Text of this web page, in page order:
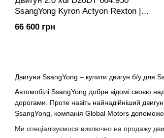
Двигуни SsangYong – купити двигун б/у для
Автомобілі SsangYong добре відомі своєю
дорогами. Проте навіть найнадійніший
SsangYong, компанія Global Motors допоможе
Ми спеціалізуємося виключно на продажу
SsangYong Kyron Actyon Rexton |
Мотор ДВС Двигатель
66 600 грн